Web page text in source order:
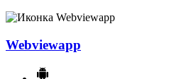
Webviewapp